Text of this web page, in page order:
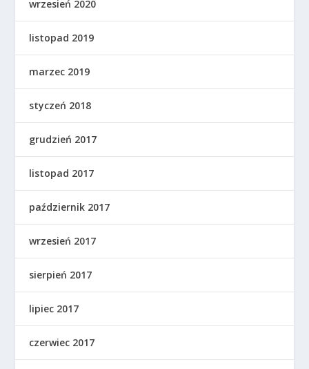
wrzesień 2020
listopad 2019
marzec 2019
styczeń 2018
grudzień 2017
listopad 2017
październik 2017
wrzesień 2017
sierpień 2017
lipiec 2017
czerwiec 2017